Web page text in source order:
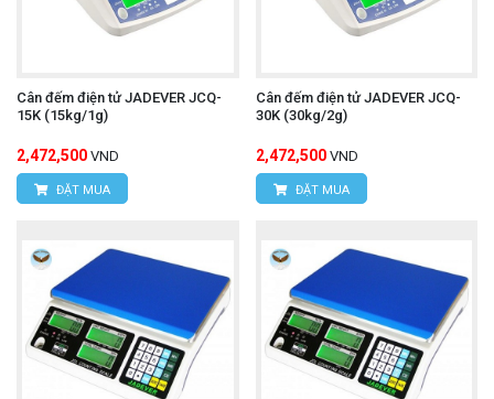
Cân đếm điện tử JADEVER JCQ-
15K (15kg/1g)
2,472,500 VND
ĐẶT MUA
Cân đếm điện tử JADEVER JCQ-
30K (30kg/2g)
2,472,500 VND
ĐẶT MUA